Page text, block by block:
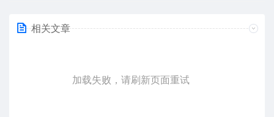
相关文章
加载失败，请刷新页面重试